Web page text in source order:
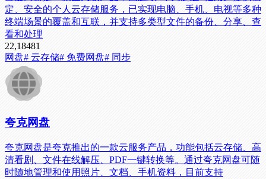
定、安全的个人云存储服务，已实现电脑、手机、电视等多种
终端场景的覆盖和互联，并支持多类型文件的备份、分享、查
看和处理
22,18481
网盘# 云存储# 免费网盘# 同步
夸克网盘
夸克网盘是夸克推出的一款云服务产品，功能包括云存储、高
清看剧、文件在线解压、PDF一键转换等。通过夸克网盘可随
时随地管理和使用照片、文档、手机资料，目前支持